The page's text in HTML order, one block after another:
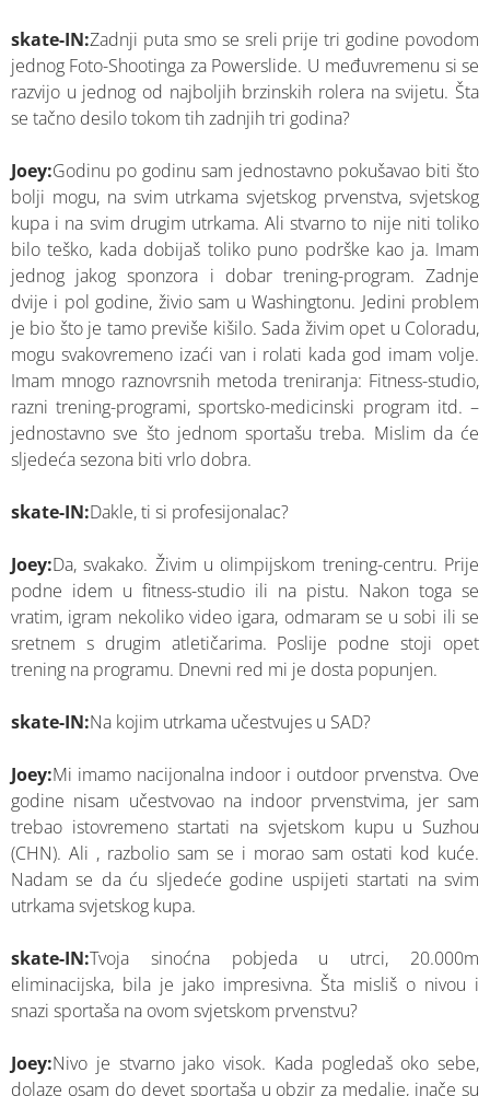
skate-IN:Zadnji puta smo se sreli prije tri godine povodom
jednog Foto-Shootinga za Powerslide. U međuvremenu si se
razvijo u jednog od najboljih brzinskih rolera na svijetu. Šta
se tačno desilo tokom tih zadnjih tri godina?
Joey:Godinu po godinu sam jednostavno pokušavao biti što
bolji mogu, na svim utrkama svjetskog prvenstva, svjetskog
kupa i na svim drugim utrkama. Ali stvarno to nije niti toliko
bilo teško, kada dobijaš toliko puno podrške kao ja. Imam
jednog jakog sponzora i dobar trening-program. Zadnje
dvije i pol godine, živio sam u Washingtonu. Jedini problem
je bio što je tamo previše kišilo. Sada živim opet u Coloradu,
mogu svakovremeno izaći van i rolati kada god imam volje.
Imam mnogo raznovrsnih metoda treniranja: Fitness-studio,
razni trening-programi, sportsko-medicinski program itd. –
jednostavno sve što jednom sportašu treba. Mislim da će
sljedeća sezona biti vrlo dobra.
skate-IN:Dakle, ti si profesijonalac?
Joey:Da, svakako. Živim u olimpijskom trening-centru. Prije
podne idem u fitness-studio ili na pistu. Nakon toga se
vratim, igram nekoliko video igara, odmaram se u sobi ili se
sretnem s drugim atletičarima. Poslije podne stoji opet
trening na programu. Dnevni red mi je dosta popunjen.
skate-IN:Na kojim utrkama učestvujes u SAD?
Joey:Mi imamo nacijonalna indoor i outdoor prvenstva. Ove
godine nisam učestvovao na indoor prvenstvima, jer sam
trebao istovremeno startati na svjetskom kupu u Suzhou
(CHN). Ali , razbolio sam se i morao sam ostati kod kuće.
Nadam se da ću sljedeće godine uspijeti startati na svim
utrkama svjetskog kupa.
skate-IN:Tvoja sinoćna pobjeda u utrci, 20.000m
eliminacijska, bila je jako impresivna. Šta misliš o nivou i
snazi sportaša na ovom svjetskom prvenstvu?
Joey:Nivo je stvarno jako visok. Kada pogledaš oko sebe,
dolaze osam do devet sportaša u obzir za medalje, inače su